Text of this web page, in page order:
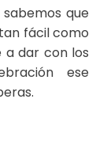
sabemos que
fácil como
a dar con los
ese